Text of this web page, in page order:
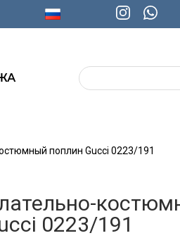
поплин Gucci 0223/191
0223/191